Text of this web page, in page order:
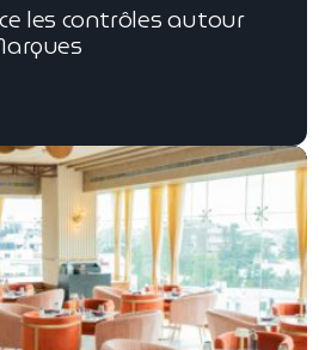
les contrôles autour